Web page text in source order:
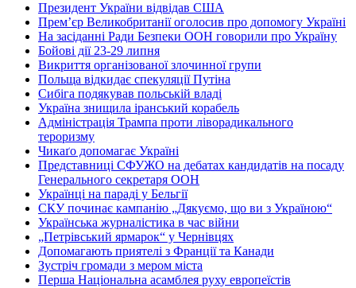
Президент України відвідав США
Прем’єр Великобританії оголосив про допомогу Україні
На засіданні Ради Безпеки ООН говорили про Україну
Бойові дії 23-29 липня
Викриття організованої злочинної групи
Польща відкидає спекуляції Путіна
Сибіга подякував польській владі
Україна знищила іранський корабель
Адміністрація Трампа проти ліворадикального
тероризму
Чикаґо допомагає Україні
Представниці СФУЖО на дебатах кандидатів на посаду
Генерального секретаря ООН
Українці на параді у Бельгії
СКУ починає кампанію „Дякуємо, що ви з Україною“
Українська журналістика в час війни
„Петрівський ярмарок“ у Чернівцях
Допомагають приятелі з Франції та Канади
Зустріч громади з мером міста
Перша Національна асамблея руху европеїстів